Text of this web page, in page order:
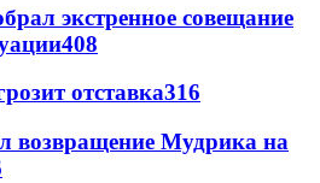
экстренное совещание
408
отставка316
возвращение Мудрика на